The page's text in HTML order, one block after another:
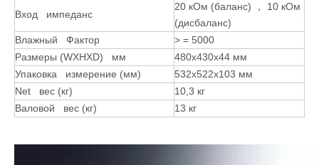
Вход импеданс
20 кОм (баланс) ， 10 кОм
(дисбаланс)
Влажный Фактор
> = 5000
Размеры (WXHXD) мм
480x430x44 мм
Упаковка измерение (мм)
532x522x103 мм
Net вес (кг)
10,3 кг
Валовой вес (кг)
13 кг